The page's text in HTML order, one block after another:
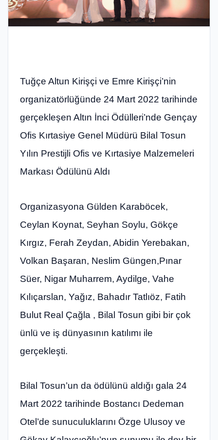
Tuğçe Altun Kirişçi ve Emre Kirişçi’nin
organizatörlüğünde 24 Mart 2022 tarihinde
gerçekleşen Altın İnci Ödülleri’nde Gençay
Ofis Kırtasiye Genel Müdürü Bilal Tosun
Yılın Prestijli Ofis ve Kırtasiye Malzemeleri
Markası Ödülünü Aldı
Organizasyona Gülden Karaböcek,
Ceylan Koynat, Seyhan Soylu, Gökçe
Kırgız, Ferah Zeydan, Abidin Yerebakan,
Volkan Başaran, Neslim Güngen,Pınar
Süer, Nigar Muharrem, Aydilge, Vahe
Kılıçarslan, Yağız, Bahadır Tatlıöz, Fatih
Bulut Real Çağla , Bilal Tosun gibi bir çok
ünlü ve iş dünyasının katılımı ile
gerçekleşti.
Bilal Tosun’un da ödülünü aldığı gala 24
Mart 2022 tarihinde Bostancı Dedeman
Otel’de sunuculuklarını Özge Ulusoy ve